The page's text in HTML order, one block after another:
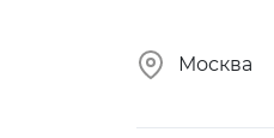
Москва